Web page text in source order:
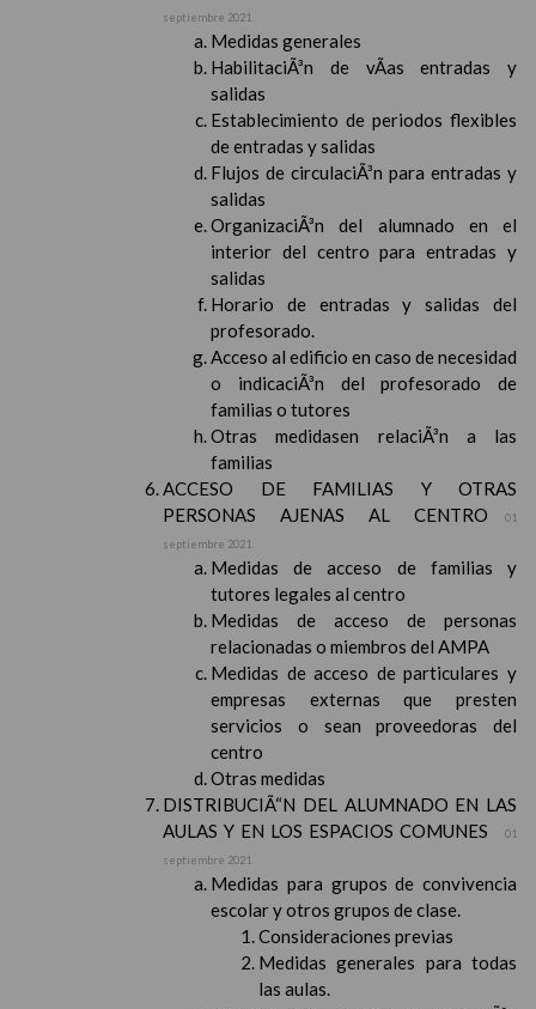
septiembre 2021
Medidas generales
HabilitaciÃ³n de vÃ­as entradas y
salidas
Establecimiento de periodos flexibles
de entradas y salidas
Flujos de circulaciÃ³n para entradas y
salidas
OrganizaciÃ³n del alumnado en el
interior del centro para entradas y
salidas
Horario de entradas y salidas del
profesorado.
Acceso al edificio en caso de necesidad
o indicaciÃ³n del profesorado de
familias o tutores
Otras medidasen relaciÃ³n a las
familias
ACCESO DE FAMILIAS Y OTRAS
PERSONAS AJENAS AL CENTRO
01
septiembre 2021
Medidas de acceso de familias y
tutores legales al centro
Medidas de acceso de personas
relacionadas o miembros del AMPA
Medidas de acceso de particulares y
empresas externas que presten
servicios o sean proveedoras del
centro
Otras medidas
DISTRIBUCIÃ“N DEL ALUMNADO EN LAS
AULAS Y EN LOS ESPACIOS COMUNES
01
septiembre 2021
Medidas para grupos de convivencia
escolar y otros grupos de clase.
Consideraciones previas
Medidas generales para todas
las aulas.